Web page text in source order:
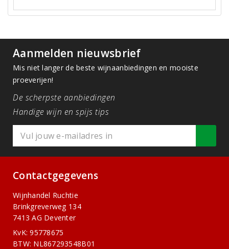
Aanmelden nieuwsbrief
Mis niet langer de beste wijnaanbiedingen en mooiste
proeverijen!
De scherpste aanbiedingen
Handige wijn en spijs tips
Contactgegevens
Wijnhandel Ruchtie
Brinkgreverweg 134
7413 AG Deventer
KvK: 95778675
BTW: NL867293548B01